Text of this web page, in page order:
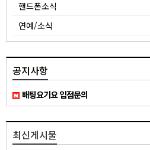
핸드폰소식
연예/소식
공지사항
배팅요기요 입점문의
최신게시물